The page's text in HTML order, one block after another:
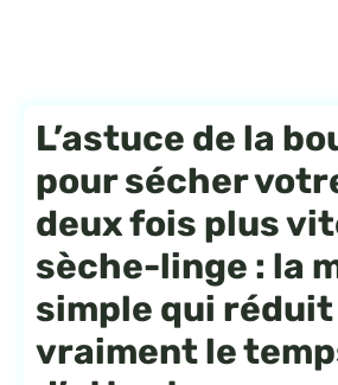
L’astuce de la
pour sécher
deux fois plus
sèche-linge : la
simple qui réduit
vraiment le